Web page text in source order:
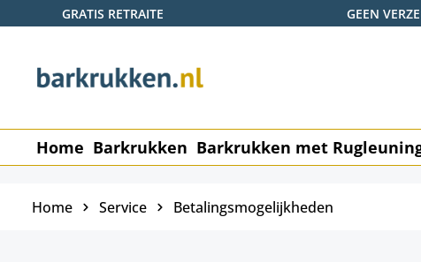
de hoofdinhoud
Ga naar de zoekopdracht
Ga naar de hoofdnavigatie
GRATIS RETRAITE GEEN
Home Barkrukken Barkrukken met
Home Service Betalingsmogelijkheden